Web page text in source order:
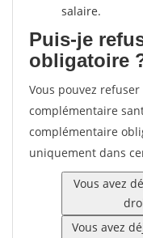
salaire.
Puis-je
obligatoire
Vous pouvez
complémentaire
complémentaire
uniquement dans
Vous avez
Vous avez